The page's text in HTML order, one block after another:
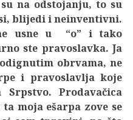
na odstojanju, to su
blijedi i neinventivni.
usne u “o” i tako
ste pravoslavka. Ja
obrvama, ne
i pravoslavlja koje
Prodavačica
moja ešarpa zove se